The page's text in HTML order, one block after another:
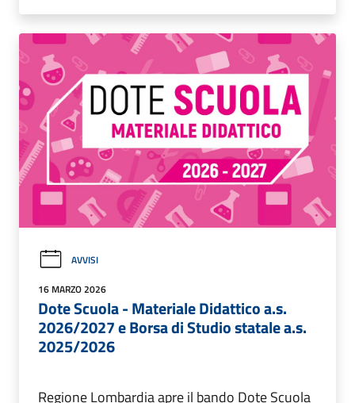
AVVISI
16 MARZO 2026
Dote Scuola - Materiale Didattico a.s.
2026/2027 e Borsa di Studio statale a.s.
2025/2026
Regione Lombardia apre il bando Dote Scuola